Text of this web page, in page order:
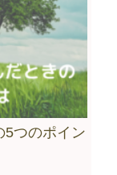
5つのポイン